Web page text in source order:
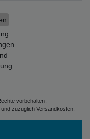
vorbehalten.
zuzüglich Versandkosten.